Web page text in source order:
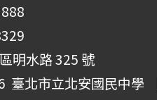
明水路 325 號
臺北市立北安國民中學